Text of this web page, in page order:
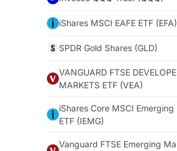
iShares MSCI EAFE ETF (EFA)
SPDR Gold Shares (GLD)
VANGUARD FTSE
MARKETS ETF (VEA)
iShares Core MSCI
ETF (IEMG)
Vanguard FTSE Emerging